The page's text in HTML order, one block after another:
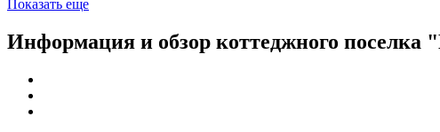
Показать еще
Информация и обзор коттеджного поселка